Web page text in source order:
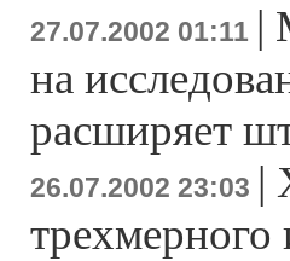
27.07.2002 01:11 |
на
расширяет
26.07.2002 23:03 |
трехмерного